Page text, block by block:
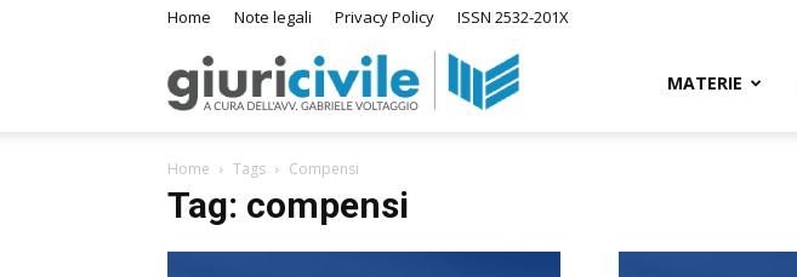
Home Note legali Privacy Policy ISSN 2532-201X
GiuriCivile.it MATERIE
Home Tags Compensi
Tag: compensi